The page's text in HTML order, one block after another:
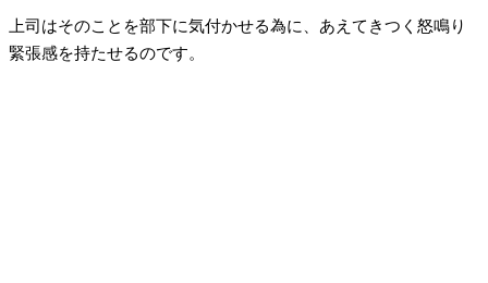
上司はそのことを部下に気付かせる為に、あえてきつく怒鳴り
緊張感を持たせるのです。